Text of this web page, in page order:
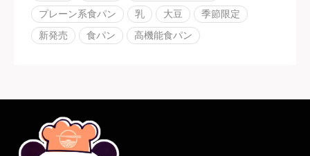
プレーン系食パン
乳 大豆
季節限定
新発売
食パン 高機能食パン